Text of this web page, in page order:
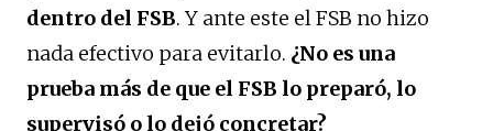
dentro del FSB. Y ante este el FSB no hizo
nada efectivo para evitarlo. ¿No es una
prueba más de que el FSB lo preparó, lo
supervisó o lo dejó concretar?